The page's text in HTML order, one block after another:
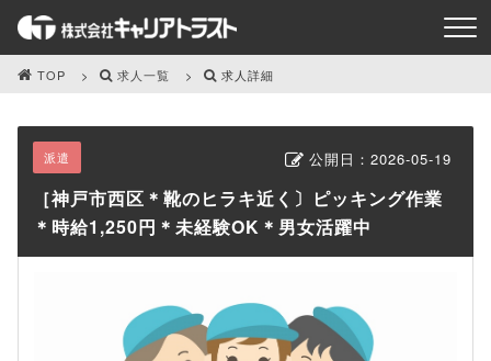
TOP 求人一覧 求人詳細
公開日：2026-05-19
派遣
［神戸市西区＊靴のヒラキ近く〕ピッキング作業
＊時給1,250円＊未経験OK＊男女活躍中